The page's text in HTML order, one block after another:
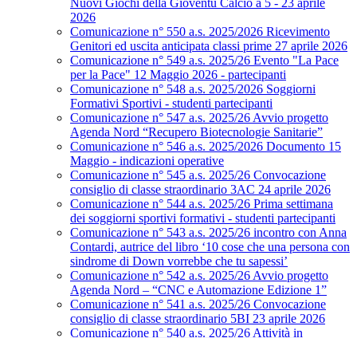
Nuovi Giochi della Gioventù Calcio a 5 - 23 aprile
2026
Comunicazione n° 550 a.s. 2025/2026 Ricevimento
Genitori ed uscita anticipata classi prime 27 aprile 2026
Comunicazione n° 549 a.s. 2025/26 Evento "La Pace
per la Pace" 12 Maggio 2026 - partecipanti
Comunicazione n° 548 a.s. 2025/2026 Soggiorni
Formativi Sportivi - studenti partecipanti
Comunicazione n° 547 a.s. 2025/26 Avvio progetto
Agenda Nord “Recupero Biotecnologie Sanitarie”
Comunicazione n° 546 a.s. 2025/2026 Documento 15
Maggio - indicazioni operative
Comunicazione n° 545 a.s. 2025/26 Convocazione
consiglio di classe straordinario 3AC 24 aprile 2026
Comunicazione n° 544 a.s. 2025/26 Prima settimana
dei soggiorni sportivi formativi - studenti partecipanti
Comunicazione n° 543 a.s. 2025/26 incontro con Anna
Contardi, autrice del libro ‘10 cose che una persona con
sindrome di Down vorrebbe che tu sapessi’
Comunicazione n° 542 a.s. 2025/26 Avvio progetto
Agenda Nord – “CNC e Automazione Edizione 1”
Comunicazione n° 541 a.s. 2025/26 Convocazione
consiglio di classe straordinario 5BI 23 aprile 2026
Comunicazione n° 540 a.s. 2025/26 Attività in